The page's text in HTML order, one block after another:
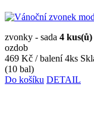
zvonky - sada 4 kus(ů)
ozdob
469 Kč / balení 4ks
(10 bal)
Do košíku DETAIL